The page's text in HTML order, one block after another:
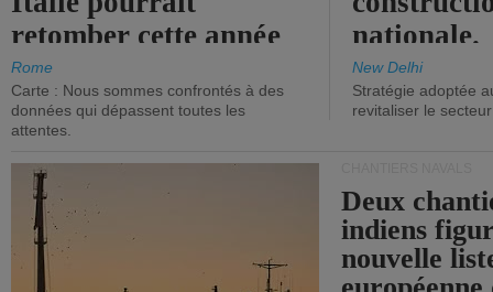
retomber cette année
aux niveaux de 2015.
Rome
Carte : Nous sommes confrontés à des
données qui dépassent toutes les
attentes.
nationale.
New Delhi
Stratégie adoptée
revitaliser le secteur
Deux
indiens
nouvelle